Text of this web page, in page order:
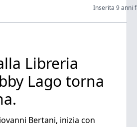
Inserita 9 anni
Libreria
Lago torna
Bertani, inizia con